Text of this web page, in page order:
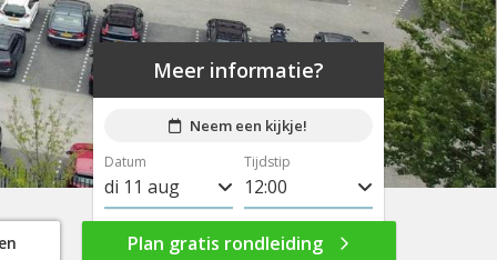
Meer informatie?
Neem een kijkje!
Datum
di 11 aug
wo 12 aug
Tijdstip
8:00
8:30
Plan gratis rondleiding